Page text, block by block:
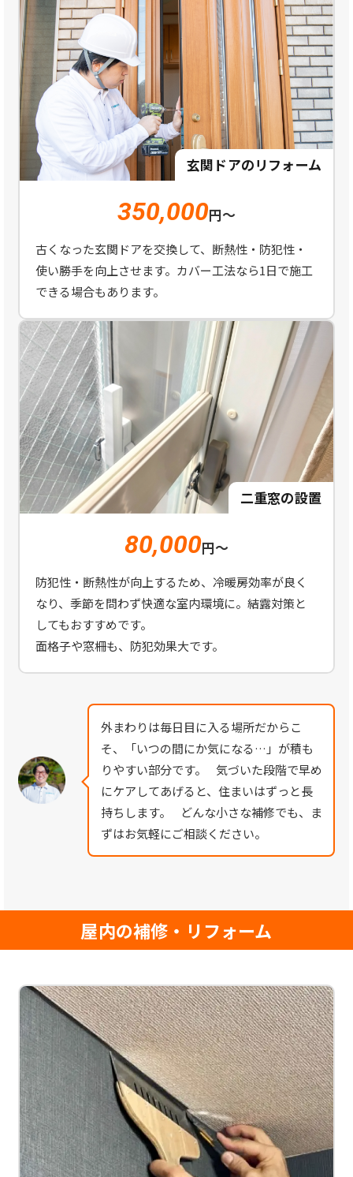
玄関ドアのリフォーム
350,000円～
古くなった玄関ドアを交換して、断熱性・防犯性・
使い勝手を向上させます。カバー工法なら1日で施工
できる場合もあります。
二重窓の設置
80,000円～
防犯性・断熱性が向上するため、冷暖房効率が良く
なり、季節を問わず快適な室内環境に。結露対策と
してもおすすめです。
面格子や窓柵も、防犯効果大です。
外まわりは毎日目に入る場所だからこ
そ、「いつの間にか気になる…」が積も
りやすい部分です。 気づいた段階で早め
にケアしてあげると、住まいはずっと長
持ちします。 どんな小さな補修でも、ま
ずはお気軽にご相談ください。
屋内の補修・リフォーム